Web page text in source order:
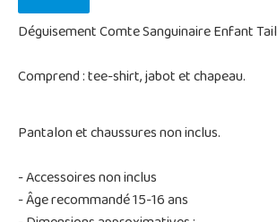
Déguisement Comte Sanguinaire Enfant
Comprend : tee-shirt, jabot et chapeau.
Pantalon et chaussures non inclus.
- Accessoires non inclus
- Âge recommandé 15-16 ans